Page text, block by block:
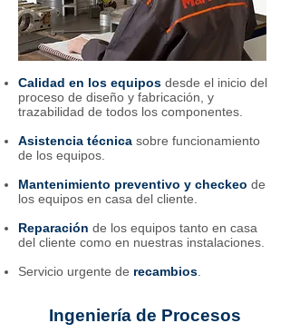
Calidad en los equipos desde el inicio del
proceso de diseño y fabricación, y
trazabilidad de todos los componentes.
Asistencia técnica sobre funcionamiento
de los equipos.
Mantenimiento preventivo y checkeo de
los equipos en casa del cliente.
Reparación de los equipos tanto en casa
del cliente como en nuestras instalaciones.
Servicio urgente de recambios
Ingeniería de Procesos